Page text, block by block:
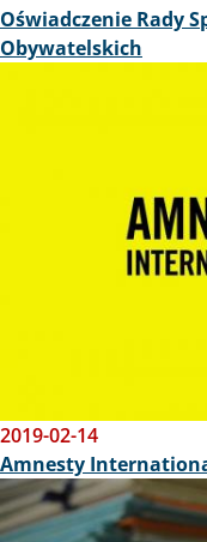
Oświadczenie Rady
Obywatelskich
2019-02-14
Amnesty
Obraz